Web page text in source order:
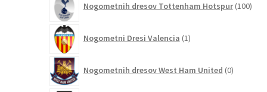
Nogometnih dresov Tottenham Hotspur 100
Nogometni Dresi Valencia 1izdelek
Nogometnih dresov West Ham United 0izdelkov